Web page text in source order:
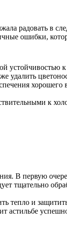
радовать в
ошибки,
устойчивостью
удалить
к
В первую
тщательно
тепло и
астильбе